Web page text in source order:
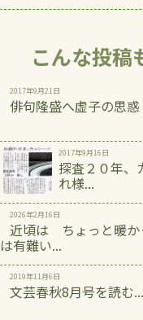
こんな投稿
2017年9月21日
俳句隆盛へ虚子の思惑
2017年9月16日
探査２０年、
れ様...
2026年2月16日
近頃は ちょっと暖か
は有難い...
2019年11月6日
文芸春秋8月号を読む...